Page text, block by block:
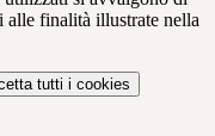
alle finalità illustrate nella
tutti i cookies